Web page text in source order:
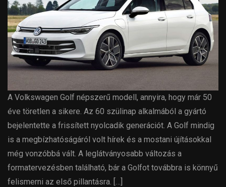
A Volkswagen Golf népszerű modell, annyira, hogy már 50
éve töretlen a sikere. Az 60 szülinap alkalmából a gyártó
bejelentette a frissített nyolcadik generációt. A Golf mindig
is a megbízhatóságáról volt hírek és a mostani újításokkal
még vonzóbbá vált. A leglátványosabb változás a
formatervezésben található, bár a Golfot továbbra is könnyű
felismerni az első pillantásra. […]